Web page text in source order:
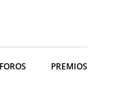
FOROS PREMIOS